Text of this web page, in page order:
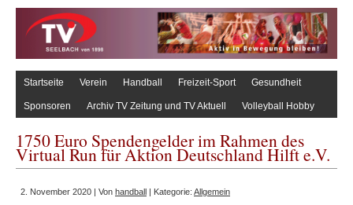
Startseite Verein Handball Freizeit-Sport Gesundheit
Sponsoren Archiv TV Zeitung und TV Aktuell Volleyball Hobby
1750 Euro Spendengelder im Rahmen des
Virtual Run für Aktion Deutschland Hilft e.V.
2. November 2020 | Von handball | Kategorie: Allgemein